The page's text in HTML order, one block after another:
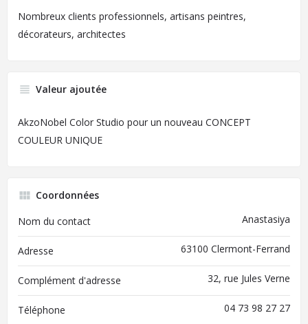
Nombreux clients professionnels, artisans peintres,
décorateurs, architectes
Valeur ajoutée
AkzoNobel Color Studio pour un nouveau CONCEPT
COULEUR UNIQUE
Coordonnées
Nom du contact
Anastasiya
Adresse 63100 Clermont-Ferrand
Complément d'adresse 32, rue Jules Verne
Téléphone 04 73 98 27 27